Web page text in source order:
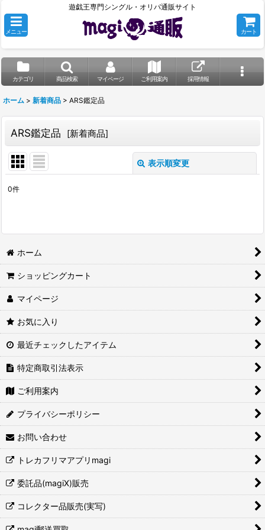
遊戯王専門シングル・オリパ通販サイト
メニュー カート
カテゴリ 商品検索 マイページ ご利用案内 採用情報
ホーム > 新着商品 > ARS鑑定品
ARS鑑定品 [新着商品]
表示順変更
0件
ホーム
ショッピングカート
マイページ
お気に入り
最近チェックしたアイテム
特定商取引法表示
ご利用案内
プライバシーポリシー
お問い合わせ
トレカフリマアプリmagi
委託品(magiX)販売
コレクター品販売(実写)